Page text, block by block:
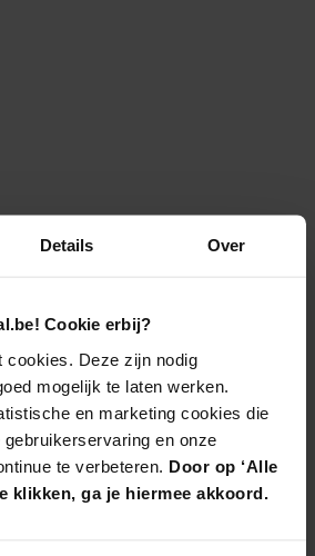
Details Over
Cookie erbij?
cookies. Deze zijn nodig
mogelijk te laten werken.
en marketing cookies die
en onze
te verbeteren. Door op ‘Alle
klikken, ga je hiermee akkoord.